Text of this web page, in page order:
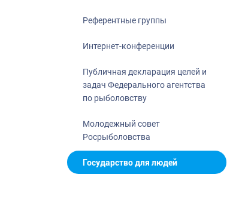
Референтные группы
Интернет-конференции
Публичная декларация целей и
задач Федерального агентства
по рыболовству
Молодежный совет
Росрыболовства
Государство для людей